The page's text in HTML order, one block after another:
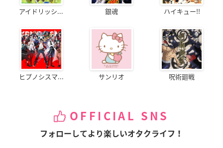
アイドリッシ... 銀魂 ハイキュー!!
ヒプノシスマ... サンリオ 呪術廻戦
OFFICIAL SNS
フォローしてより楽しいオタクライフ！